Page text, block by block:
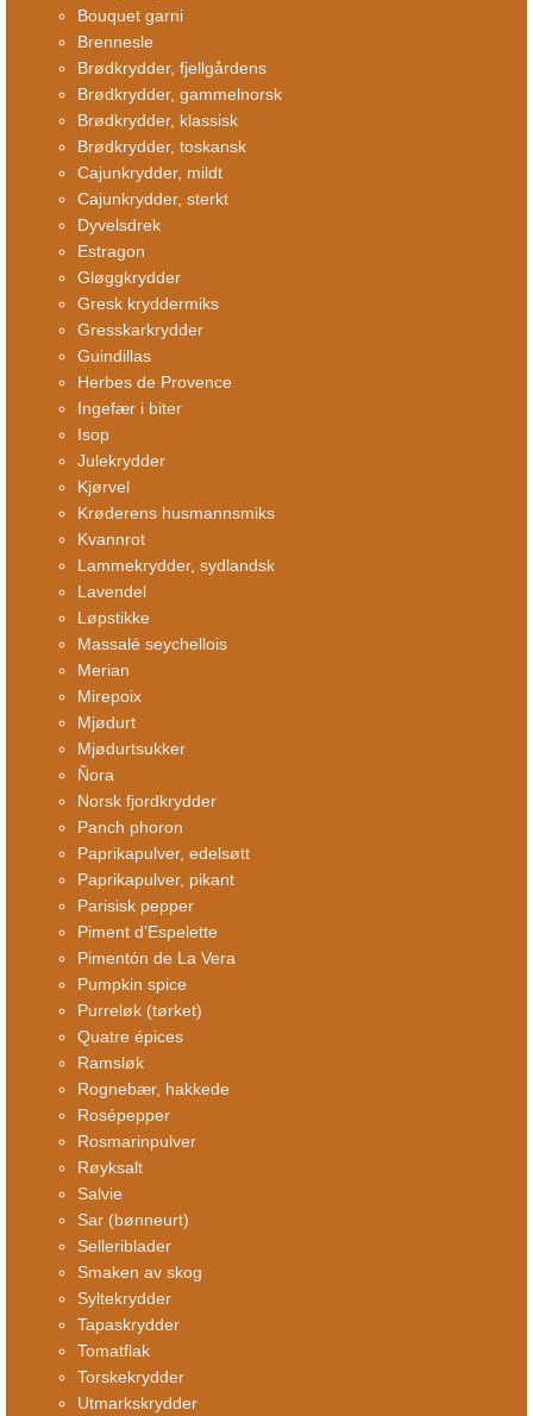
Bouquet garni
Brennesle
Brødkrydder, fjellgårdens
Brødkrydder, gammelnorsk
Brødkrydder, klassisk
Brødkrydder, toskansk
Cajunkrydder, mildt
Cajunkrydder, sterkt
Dyvelsdrek
Estragon
Gløggkrydder
Gresk kryddermiks
Gresskarkrydder
Guindillas
Herbes de Provence
Ingefær i biter
Isop
Julekrydder
Kjørvel
Krøderens husmannsmiks
Kvannrot
Lammekrydder, sydlandsk
Lavendel
Løpstikke
Massalé seychellois
Merian
Mirepoix
Mjødurt
Mjødurtsukker
Ñora
Norsk fjordkrydder
Panch phoron
Paprikapulver, edelsøtt
Paprikapulver, pikant
Parisisk pepper
Piment d’Espelette
Pimentón de La Vera
Pumpkin spice
Purreløk (tørket)
Quatre épices
Ramsløk
Rognebær, hakkede
Rosépepper
Rosmarinpulver
Røyksalt
Salvie
Sar (bønneurt)
Selleriblader
Smaken av skog
Syltekrydder
Tapaskrydder
Tomatflak
Torskekrydder
Utmarkskrydder